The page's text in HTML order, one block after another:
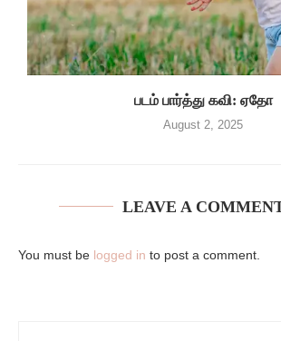
படம் பார்த்து கவி: ஏதோ
August 2, 2025
LEAVE A
You must be logged in to post a comment.